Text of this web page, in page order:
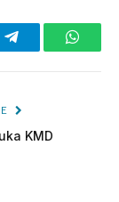
Telegram
KMD